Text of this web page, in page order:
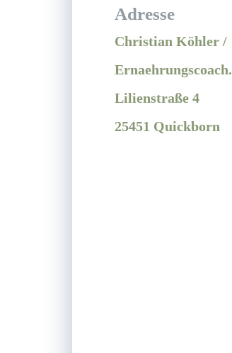
Adresse
Christian Köhler /
Lilienstraße 4
25451 Quickborn